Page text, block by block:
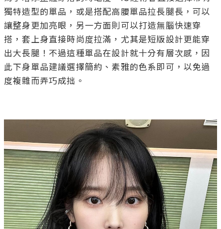
出大長腿！不過這種單品在設計就十分有層次感，因
此下身單品建議選擇簡約、素雅的色系即可，以免過
度複雜而弄巧成拙。